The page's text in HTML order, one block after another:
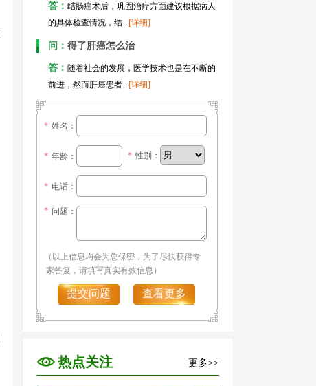
答： 结肠癌术后，巩固治疗方面建议根据病人
的具体检查情况，结...[详细]
问： 得了肝癌怎么治
答： 随着社会的发展，医学技术也是在不断的
前进，然而肝癌患者...[详细]
* 姓名：
* 年龄： * 性别：
* 电话：
* 问题：
（以上信息均会为您保密，为了尽快获得专
家答复，请填写真实有效信息）
提交问题 查看更多
热点关注 更多>>